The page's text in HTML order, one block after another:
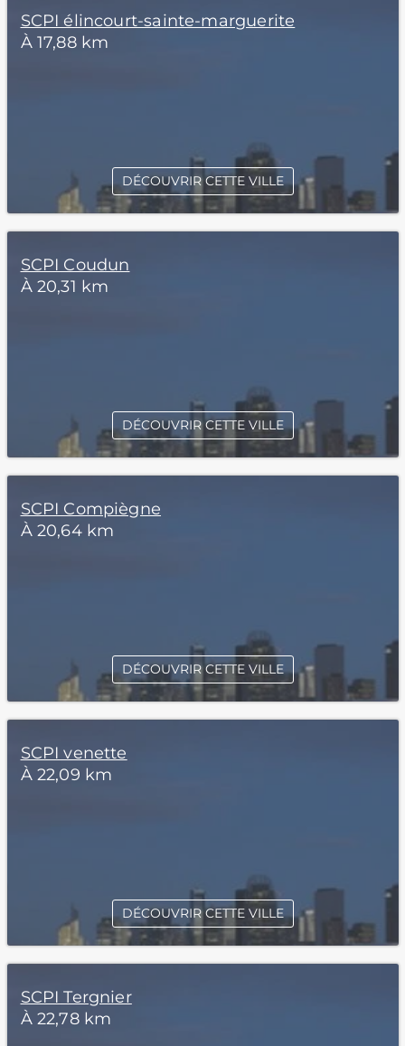
SCPI élincourt-sainte-marguerite
À 17,88 km
DÉCOUVRIR CETTE VILLE
SCPI Coudun
À 20,31 km
DÉCOUVRIR CETTE VILLE
SCPI Compiègne
À 20,64 km
DÉCOUVRIR CETTE VILLE
SCPI venette
À 22,09 km
DÉCOUVRIR CETTE VILLE
SCPI Tergnier
À 22,78 km